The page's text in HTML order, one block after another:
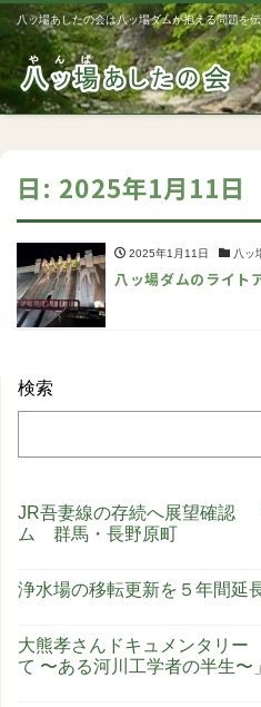
八ッ場あしたの会は八ッ場ダムが抱える問題を
日: 2025年1月11日
2025年1月11日 八ッ
八ッ場ダムのライト
検索
JR吾妻線の存続へ展望確認
ム 群馬・長野原町
浄水場の移転更新を５年間
大熊孝さんドキュメンタリ
て 〜ある河川工学者の半生〜」